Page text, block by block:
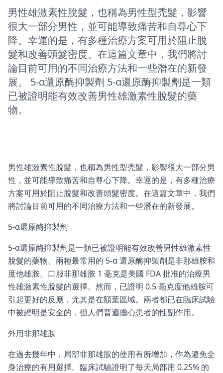
男性雄激素性脫髮，也稱為男性型禿髮，影響
很大一部分男性，並可能導致痛苦和自尊心下
降。幸運的是，有多種治療方案可用於阻止脫
髮和改善頭髮密度。在這篇文章中，我們將討
論目前可用的不同治療方法和一些潛在的新發
展。 5-α還原酶抑製劑 5-α還原酶抑製劑是一類
已被證明能有效改善男性雄激素性脫髮的藥
物。
男性雄激素性脫髮，也稱為男性型禿髮，影響很大一部分男
性，並可能導致痛苦和自尊心下降。幸運的是，有多種治療
方案可用於阻止脫髮和改善頭髮密度。在這篇文章中，我們
將討論目前可用的不同治療方法和一些潛在的新發展。
5-α還原酶抑製劑
5-α還原酶抑製劑是一類已被證明能有效改善男性雄激素性
脫髮的藥物。兩種最常用的 5-α 還原酶抑製劑是非那雄胺和
度他雄胺。口服非那雄胺 1 毫克是美國 FDA 批准的治療男
性雄激素性脫髮的選擇。然而，已證明 0.5 毫克度他雄胺可
引起更好的反應，尤其是在額葉區域。兩者都已在臨床試驗
中被證明是安全的，但人們普遍擔心患者的性副作用。
外用非那雄胺
在過去幾年中，局部非那雄胺的使用有所增加，作為避免全
身治療的有用選擇。臨床試驗證明了每天局部用 0.25% 的